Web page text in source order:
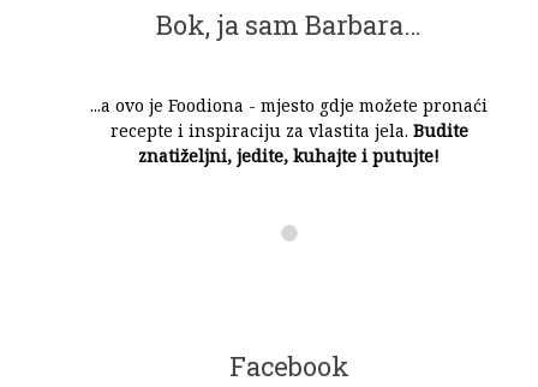
Bok, ja sam Barbara…
...a ovo je Foodiona - mjesto gdje možete pronaći
recepte i inspiraciju za vlastita jela. Budite
znatiželjni, jedite, kuhajte i putujte!
Facebook